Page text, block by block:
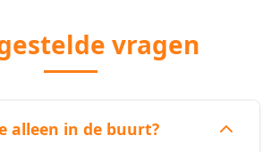
vragen
alleen in de buurt?